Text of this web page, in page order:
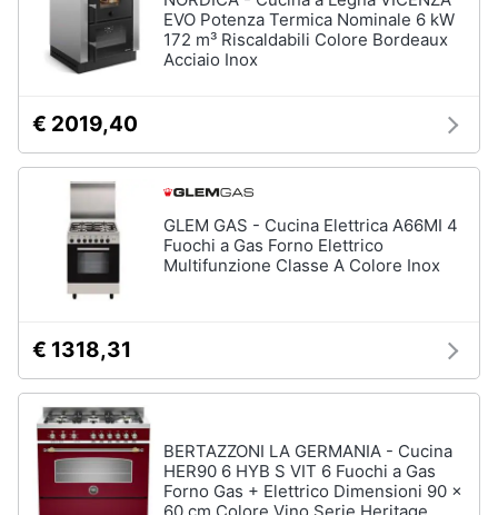
offerta
Microonde
Vedi
tutti
EVO Potenza Termica Nominale 6 kW
172 m³ Riscaldabili Colore Bordeaux
Acciaio Inox
€ 2019,40
GLEM GAS - Cucina Elettrica A66MI 4
Fuochi a Gas Forno Elettrico
Multifunzione Classe A Colore Inox
€ 1318,31
BERTAZZONI LA GERMANIA - Cucina
HER90 6 HYB S VIT 6 Fuochi a Gas
Forno Gas + Elettrico Dimensioni 90 x